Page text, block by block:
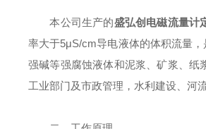
本公司生产的盛弘创电磁流量计
率大于5μS/cm导电液体的体积流量
强碱等强腐蚀液体和泥浆、矿浆、纸
工业部门及市政管理，水利建设、河